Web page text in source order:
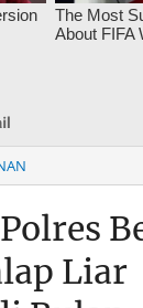
Liar